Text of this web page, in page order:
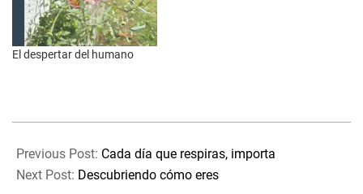
ser que no sea lo mismo,
pero también pueden
confundirnos ambas, en…
El despertar del humano
01-
05
Previous Post: Cada día que respiras, importa
Next Post: Descubriendo cómo eres